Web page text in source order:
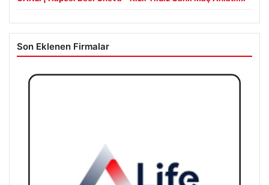
CANLI | Hapoel Beer Sheva – Kızıl Yıldız Canlı Maç Anlatımı
Son Eklenen Firmalar